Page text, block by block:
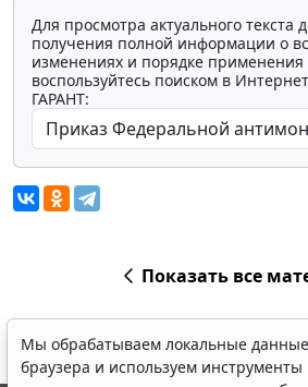
Для просмотра актуального текста
получения полной информации о
изменениях и порядке применения
воспользуйтесь поиском в
ГАРАНТ:
Показать все
Мы обрабатываем локальные данные
браузера и используем инструменты